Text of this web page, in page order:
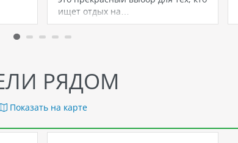
ищет отдых на…
РЯДОМ
Показать на карте